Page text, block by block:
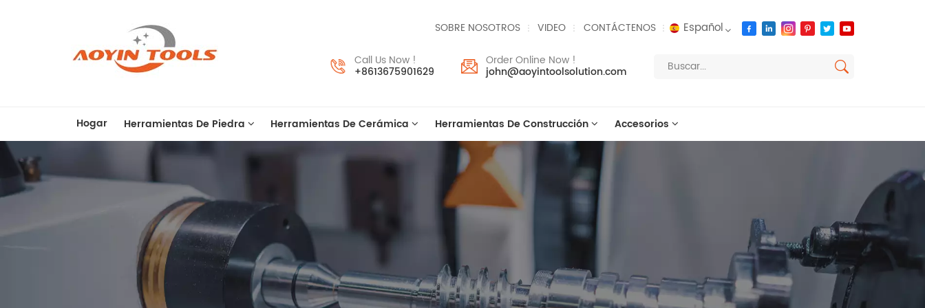
SOBRE NOSOTROS VIDEO CONTÁCTENOS Español
русский
Call Us Now !
+8613675901629
Order Online Now !
john@aoyintoolsolution.com
Hogar Herramientas De Piedra Herramientas De Cerámica Herramientas De Construcción Accesorios